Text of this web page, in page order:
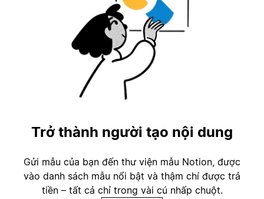
Trở thành người tạo nội dung
Gửi mẫu của bạn đến thư viện mẫu Notion, được
vào danh sách mẫu nổi bật và thậm chí được trả
tiền – tất cả chỉ trong vài cú nhấp chuột.